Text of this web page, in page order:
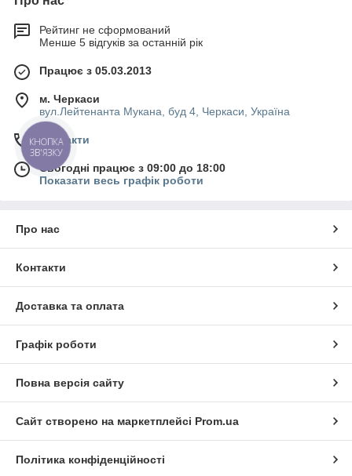
Рейтинг не сформований
Менше 5 відгуків за останній рік
Працює з 05.03.2013
м. Черкаси
вул.Лейтенанта Мукана, буд 4, Черкаси, Україна
Контакти
Сьогодні працює з 09:00 до 18:00
Показати весь графік роботи
Про нас
Контакти
Доставка та оплата
Графік роботи
Повна версія сайту
Сайт створено на маркетплейсі Prom.ua
Політика конфіденційності
КНОПКА
ЗВ'ЯЗКУ